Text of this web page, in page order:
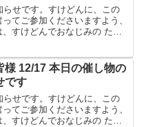
せです。すけどんに、この
てご参加くださいますよう、
すけどんでおなじみの たま
様 12/17 本日の催し物の
です
せです。すけどんに、この
てご参加くださいますよう、
すけどんでおなじみの たま